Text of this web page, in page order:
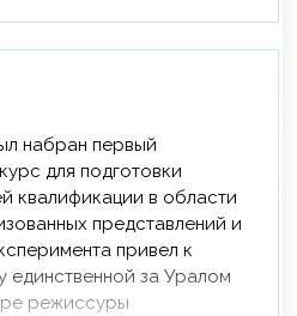
набран первый
для подготовки
квалификации в области
представлений и
привел к
единственной за Уралом
режиссуры